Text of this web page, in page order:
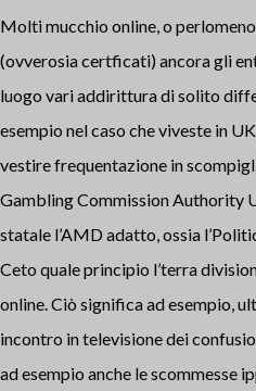
Molti mucchio online, o
(ovverosia certficati) ancora gli
luogo vari addirittura di solito
esempio nel caso che viveste in
vestire frequentazione in
Gambling Commission Authority
statale l’AMD adatto, ossia
Ceto quale principio l’terra
online. Ciò significa ad esempio,
incontro in televisione dei
ad esempio anche le scommesse